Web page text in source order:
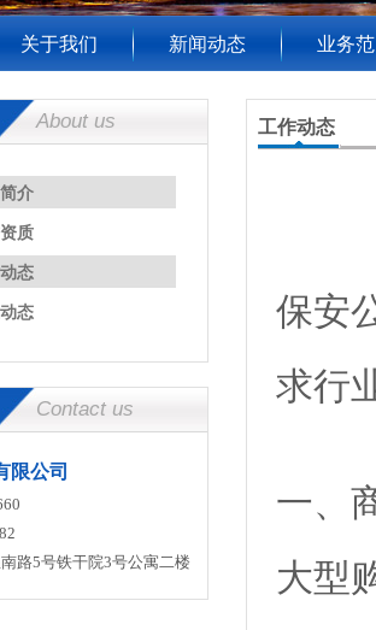
关于我们 新闻动态 业务
About us
介
质
态
态
Contact us
限公司
路5号铁干院3号公寓二楼
工作动态
保安
求行
一、
大型